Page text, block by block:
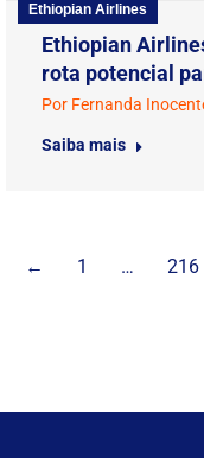
Ethiopian Airlines
Ethiopian
rota potencial
Por Fernanda
Saiba mais
← 1 … 216